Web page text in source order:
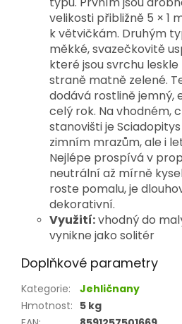
velikosti přibližně 5 × 1
k větvičkám. Druhým
měkké, svazečkovitě
které jsou svrchu
straně matně zelené.
dodává rostlině jemný,
celý rok. Na vhodném,
stanovišti je
zimním mrazům, ale i
Nejlépe prospívá v
neutrální až mírně
roste pomalu, je
dekorativní.
Využití:vhodný do
vynikne jako solitér
Doplňkové parametry
Kategorie:
Jehličnany
Hmotnost: 5 kg